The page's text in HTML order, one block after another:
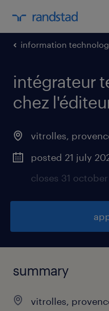
information
intégrateur
chez
vitrolles,
posted 21 july
closes 31
summary
vitrolles,